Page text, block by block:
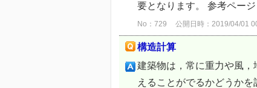
要となります。 参考ペー
No：729 公開日時：2019/04/01
構造計算
建築物は，常に重力や風
えることがでるかどうか